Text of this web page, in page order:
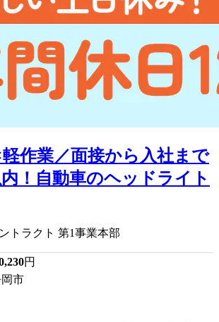
作業／面接から入社まで
！自動車のヘッドライト
トラクト 第1事業本部
円
市